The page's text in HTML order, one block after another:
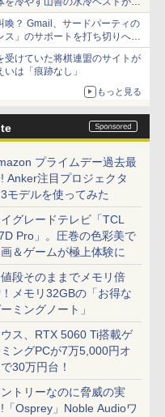
ょうどいい【ぼっち・ざ・ろー
空いた時間でなにしてる？】
喚？ Gmail、サードパーティの
ス」のサポートを打ち切りへ
】
受けていた将棋連盟のサイトが
いは「痕跡なし」
もっと見る
プライムデー過去最
Anker注目プロジェクタ
モデルを使ってみた
グレードテレビ「TCL
Pro」。圧巻の色彩美で
＆ゲームが極上体験に
段そのままでメモリ倍
メモリ32GBの「お得な
ミングノート」
ス、RTX 5060 Ti搭載ゲ
ングPCが7万5,000円オ
30万円台！
トリーなのに脅威の実
「Osprey」Noble Audioワ